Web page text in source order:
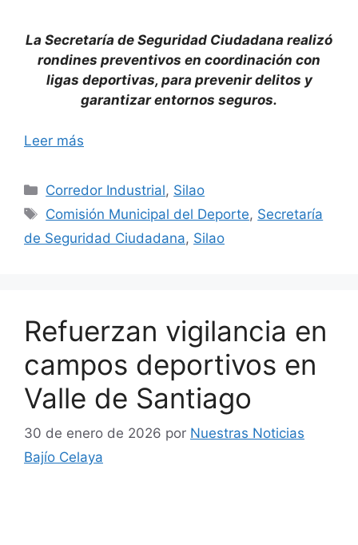
La Secretaría de Seguridad Ciudadana realizó
rondines preventivos en coordinación con
ligas deportivas, para prevenir delitos y
garantizar entornos seguros.
Leer más
Categorías
Corredor Industrial, Silao
Etiquetas
Comisión Municipal del Deporte, Secretaría
de Seguridad Ciudadana, Silao
Refuerzan vigilancia en
campos deportivos en
Valle de Santiago
30 de enero de 2026 por Nuestras Noticias
Bajío Celaya